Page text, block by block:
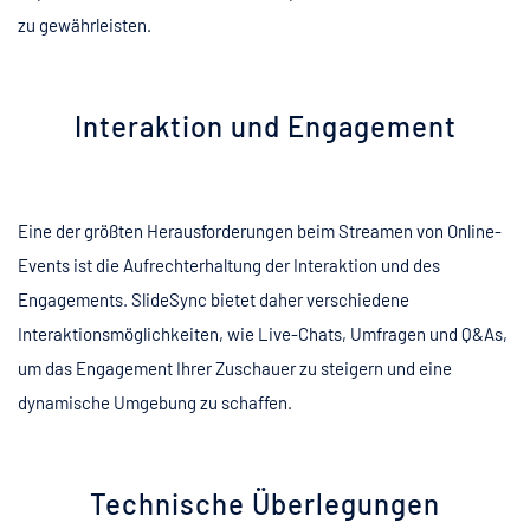
zu gewährleisten.
Interaktion und Engagement
Eine der größten Herausforderungen beim Streamen von Online-
Events ist die Aufrechterhaltung der Interaktion und des
Engagements. SlideSync bietet daher verschiedene
Interaktionsmöglichkeiten, wie Live-Chats, Umfragen und Q&As,
um das Engagement Ihrer Zuschauer zu steigern und eine
dynamische Umgebung zu schaffen.
Technische Überlegungen